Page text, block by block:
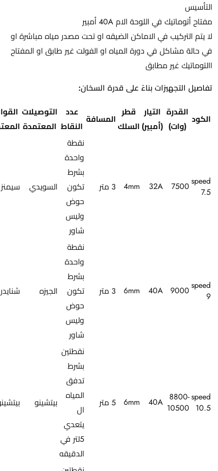
التأسيس
مفتاح أتوماتيك في اللوحة الام 40A أمبير
لا يتم التركيب في الاماكن الضيقه او تحت مصدر مياه مباشرة او
في حالة مشاكل في دورة المياه او الفولت غير طابق او المفتاح
االتوماتيك غير مطابق
تفاصيل التجهيزات بناءً على قدرة السخان:
الكود
القدرة
(وات)
التيار
(أمبير)
قطر
السلك
المسافة
عدد
النقاط
التوصيلات
المعتمدة
speed
7.5
7500
32A
4mm 3 متر
نقطة
واحدة
بشرط
تكون
حوض
وليس
شاور
السويدي سيمنز
speed
9
9000
40A
6mm 3 متر
نقطة
واحدة
بشرط
تكون
حوض
وليس
شاور
الجيزه شنايدر
speed
10.5
8800-
10500
40A
6mm 5 متر
نقطتين
بشرط
تدفق
المياه
ال
يتعدي
5لتر في
الدقيقه
بيتشينو